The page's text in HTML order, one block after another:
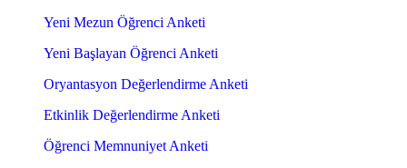
Yeni Mezun Öğrenci Anketi
Yeni Başlayan Öğrenci Anketi
Oryantasyon Değerlendirme Anketi
Etkinlik Değerlendirme Anketi
Öğrenci Memnuniyet Anketi